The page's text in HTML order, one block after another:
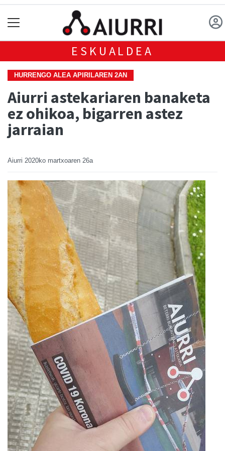
ESKUALDEA
HURRENGO ALEA APIRILAREN 2AN
Aiurri astekariaren banaketa
ez ohikoa, bigarren astez
jarraian
Aiurri 2020ko martxoaren 26a